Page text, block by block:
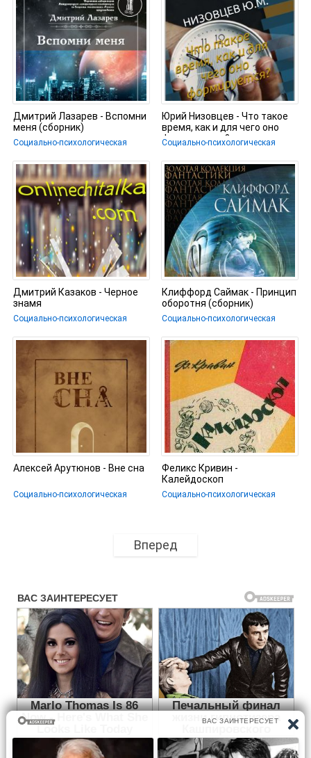
Дмитрий Лазарев - Вспомни
меня (сборник)
Социально-психологическая
Юрий Низовцев - Что такое
время, как и для чего оно
формируется?
Социально-психологическая
Дмитрий Казаков - Черное
знамя
Социально-психологическая
Клиффорд Саймак - Принцип
оборотня (сборник)
Социально-психологическая
Алексей Арутюнов - Вне сна
Социально-психологическая
Феликс Кривин -
Калейдоскоп
Социально-психологическая
Вперед